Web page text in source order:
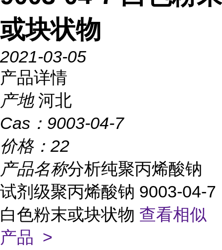
或块状物
2021-03-05
产品详情
产地 河北
Cas： 9003-04-7
价格： 22
产品名称分析纯聚丙烯酸钠
试剂级聚丙烯酸钠 9003-04-7
白色粉末或块状物 查看相似
产品 >